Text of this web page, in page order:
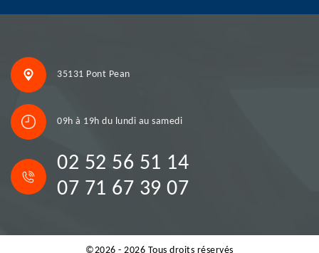
35131 Pont Pean
09h à 19h du lundi au samedi
02 52 56 51 14
07 71 67 39 07
©2026 - 2026 Tous droits réservés